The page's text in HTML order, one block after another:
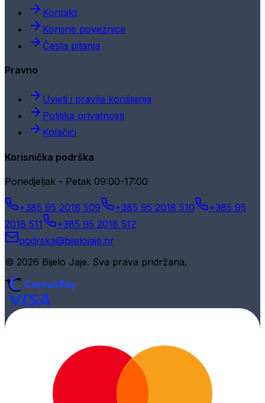
Kontakt
Korisne poveznice
Česta pitanja
Pravno
Uvjeti i pravila korištenja
Politika privatnosti
Kolačići
Korisnička podrška
Ponedjeljak - Petak 09:00-17:00
+385 95 2018 509 +385 95 2018 510
+385 95
2018 511
+385 95 2018 512
podrska@bijelojaje.hr
© 2026 Bijelo Jaje. Sva prava pridržana.